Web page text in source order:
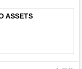
ASSETS